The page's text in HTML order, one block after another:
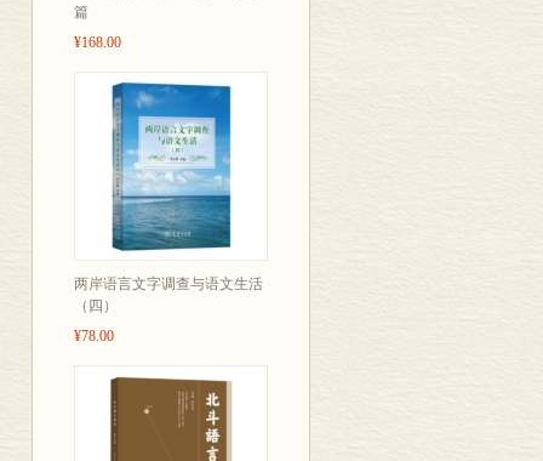
篇
¥168.00
两岸语言文字调查与语文生活
（四）
¥78.00